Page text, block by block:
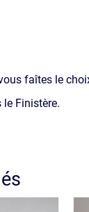
faîtes le
le Finistère.